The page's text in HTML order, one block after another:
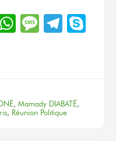
WhatsApp
Message
, Mamady DIABATÉ,
, Réunion Politique